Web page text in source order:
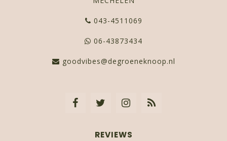
043-4511069
06-43873434
goodvibes@degroeneknoop.nl
REVIEWS